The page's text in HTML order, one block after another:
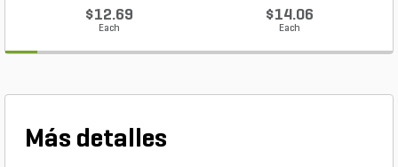
$12.69
Each
$14.06
Each
Más detalles